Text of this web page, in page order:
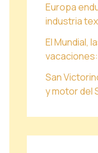
Europa
industria
El Mundial,
San
y motor del